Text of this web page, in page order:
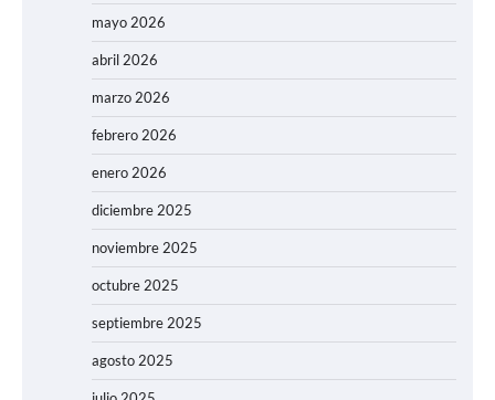
mayo 2026
abril 2026
marzo 2026
febrero 2026
enero 2026
diciembre 2025
noviembre 2025
octubre 2025
septiembre 2025
agosto 2025